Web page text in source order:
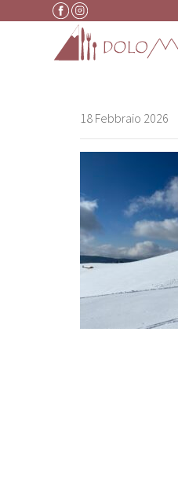
Vai al contenuto
18 Febbraio 2026